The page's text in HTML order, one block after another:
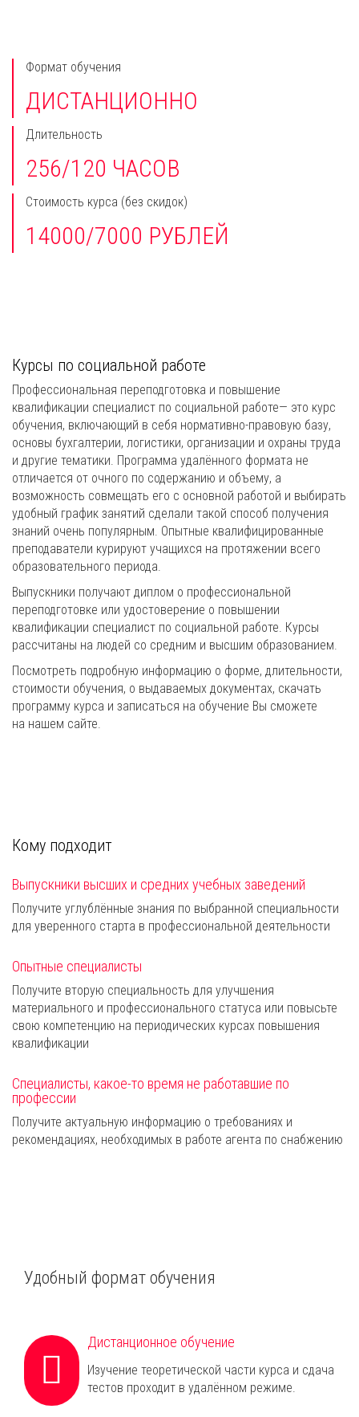
Формат обучения
ДИСТАНЦИОННО
Длительность
256/120 ЧАСОВ
Стоимость курса (без скидок)
14000/7000 РУБЛЕЙ
Курсы по социальной работе
Профессиональная переподготовка и повышение
квалификации специалист по социальной работе— это курс
обучения, включающий в себя нормативно-правовую базу,
основы бухгалтерии, логистики, организации и охраны труда
и другие тематики. Программа удалённого формата не
отличается от очного по содержанию и объему, а
возможность совмещать его с основной работой и выбирать
удобный график занятий сделали такой способ получения
знаний очень популярным. Опытные квалифицированные
преподаватели курируют учащихся на протяжении всего
образовательного периода.
Выпускники получают диплом о профессиональной
переподготовке или удостоверение о повышении
квалификации специалист по социальной работе. Курсы
рассчитаны на людей со средним и высшим образованием.
Посмотреть подробную информацию о форме, длительности,
стоимости обучения, о выдаваемых документах, скачать
программу курса и записаться на обучение Вы сможете
на нашем сайте.
Кому подходит
Выпускники высших и средних учебных заведений
Получите углублённые знания по выбранной специальности
для уверенного старта в профессиональной деятельности
Опытные специалисты
Получите вторую специальность для улучшения
материального и профессионального статуса или повысьте
свою компетенцию на периодических курсах повышения
квалификации
Специалисты, какое-то время не работавшие по
профессии
Получите актуальную информацию о требованиях и
рекомендациях, необходимых в работе агента по снабжению
Удобный формат обучения
Дистанционное обучение
Изучение теоретической части курса и сдача
тестов проходит в удалённом режиме.